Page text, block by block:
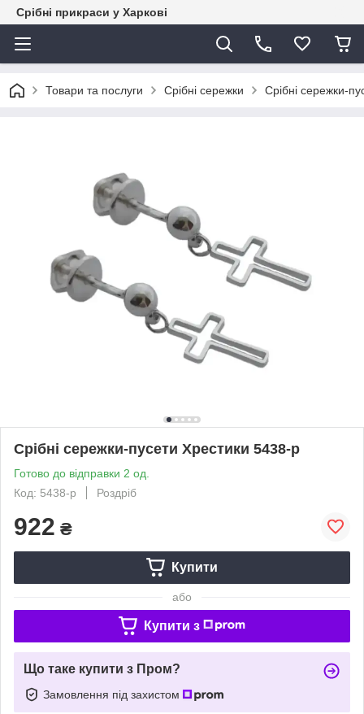
Срібні прикраси у Харкові
Товари та послуги Срібні сережки Срібні сережки-
Срібні сережки-пусети Хрестики 5438-р
Готово до відправки 2 од.
Код: 5438-р
Роздріб
922 ₴
Купити
або
Купити з
Що таке купити з Пром?
Замовлення під захистом